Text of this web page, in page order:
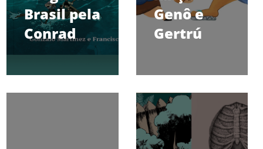
Brasil pela
Conrad
Genô e
Gertrú